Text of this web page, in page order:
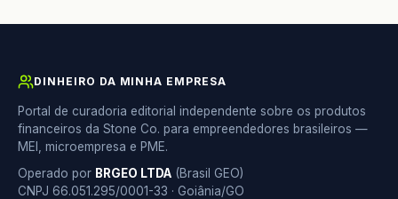
DINHEIRO DA MINHA EMPRESA
Portal de curadoria editorial independente sobre os produtos
financeiros da Stone Co. para empreendedores brasileiros —
MEI, microempresa e PME.
Operado por BRGEO LTDA (Brasil GEO)
CNPJ 66.051.295/0001-33 · Goiânia/GO